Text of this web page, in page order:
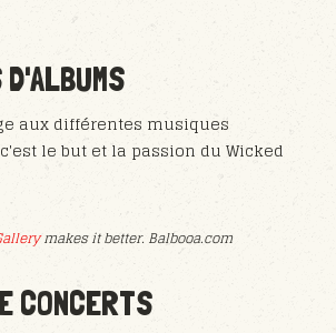
aux différentes musiques
le but et la passion du Wicked
makes it better. Balbooa.com
CONCERTS